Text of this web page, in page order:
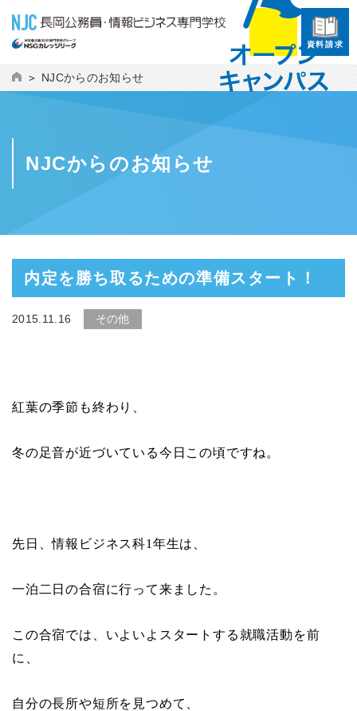
資料請求
NJCからのお知らせ
NJCからのお知らせ
内定を勝ち取るための準備スタート！
2015.11.16 その他
紅葉の季節も終わり、
冬の足音が近づいている今日この頃ですね。
先日、情報ビジネス科1 年生は、
一泊二日の合宿に行って来ました。
この合宿では、いよいよスタートする就職活動を前
に、
自分の長所や短所を見つめて、